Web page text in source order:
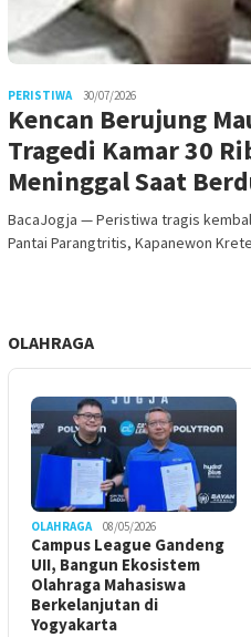
PERISTIWA 30/07/2026
Kencan Berujung
Tragedi Kamar 30
Meninggal Saat
BacaJogja — Peristiwa tragis
Pantai Parangtritis, Kapanewon
OLAHRAGA
OLAHRAGA 08/05/2026
Campus League Gandeng
UII, Bangun Ekosistem
Olahraga Mahasiswa
Berkelanjutan di
Yogyakarta